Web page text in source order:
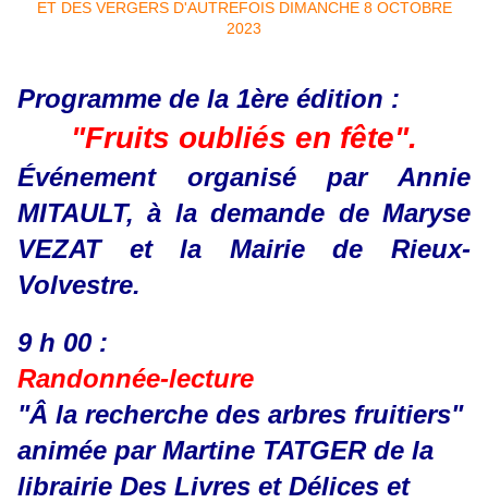
Programme de la 1ère édition :
"Fruits oubliés en fête".
Événement organisé par Annie
MITAULT, à la demande de Maryse
VEZAT et la Mairie de Rieux-
Volvestre.
9 h 00 :
Randonnée-lecture
"Â la recherche des arbres fruitiers"
animée par Martine TATGER de la
librairie Des Livres et Délices et